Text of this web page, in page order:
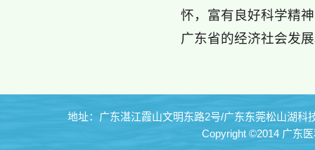
怀，富有良好科学精
广东省的经济社会发
地址：广东湛江霞山文明东路2号/广东东莞松
Copyright ©2014 广东